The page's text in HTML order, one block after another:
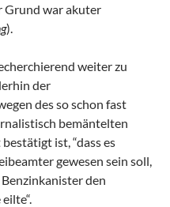
Grund war akuter
).
weiter zu
der
des so schon fast
bemäntelten
ist, “dass es
gewesen sein soll,
den